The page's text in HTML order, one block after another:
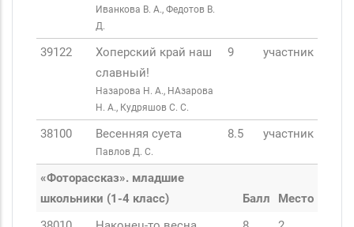
Иванкова В. А., Федотов В.
Д.
39122
Хоперский край наш
славный!
Назарова Н. А., НАзарова
Н. А., Кудряшов С. С.
9 участник
38100 Весенняя суета
Павлов Д. С.
8.5 участник
«Фоторассказ». младшие
школьники (1-4 класс)
Балл
Место